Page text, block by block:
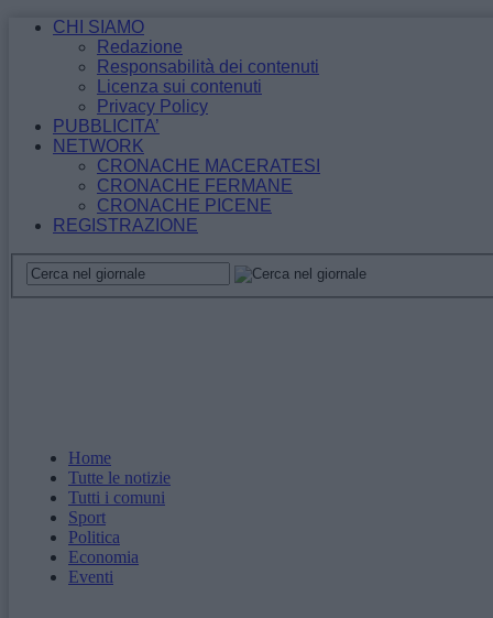
CHI SIAMO
Redazione
Responsabilità dei contenuti
Licenza sui contenuti
Privacy Policy
PUBBLICITA’
NETWORK
CRONACHE MACERATESI
CRONACHE FERMANE
CRONACHE PICENE
REGISTRAZIONE
Home
Tutte le notizie
Tutti i comuni
Sport
Politica
Economia
Eventi